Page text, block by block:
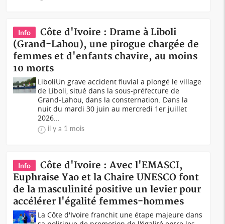
Info
Côte d'Ivoire : Drame à Liboli
(Grand-Lahou), une pirogue chargée de
femmes et d'enfants chavire, au moins
10 morts
LiboliUn grave accident fluvial a plongé le village
de Liboli, situé dans la sous-préfecture de
Grand-Lahou, dans la consternation. Dans la
nuit du mardi 30 juin au mercredi 1er juillet
2026...
il y a 1 mois
Info
Côte d'Ivoire : Avec l'EMASCI,
Euphraise Yao et la Chaire UNESCO font
de la masculinité positive un levier pour
accélérer l'égalité femmes-hommes
La Côte d'Ivoire franchit une étape majeure dans